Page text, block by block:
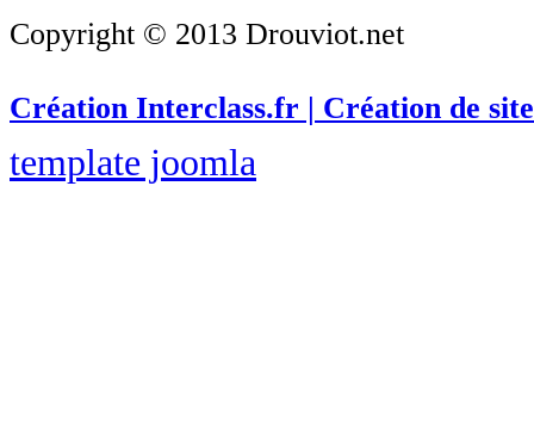
Copyright © 2013 Drouviot.net
Création Interclass.fr | Création de
template joomla